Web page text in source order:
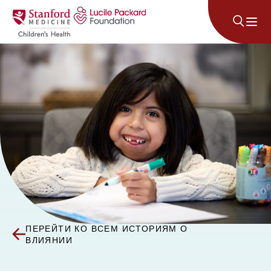
Перейти к содержанию
ПЕРЕЙТИ КО ВСЕМ ИСТОРИЯМ О
ВЛИЯНИИ